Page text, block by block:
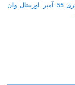
مشخصات باتری 55 آمپر اوربیتال وان